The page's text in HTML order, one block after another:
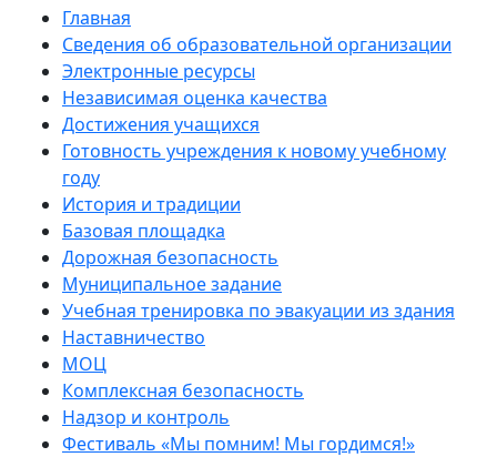
Главная
Сведения об образовательной организации
Электронные ресурсы
Независимая оценка качества
Достижения учащихся
Готовность учреждения к новому учебному
году
История и традиции
Базовая площадка
Дорожная безопасность
Муниципальное задание
Учебная тренировка по эвакуации из здания
Наставничество
МОЦ
Комплексная безопасность
Надзор и контроль
Фестиваль «Мы помним! Мы гордимся!»